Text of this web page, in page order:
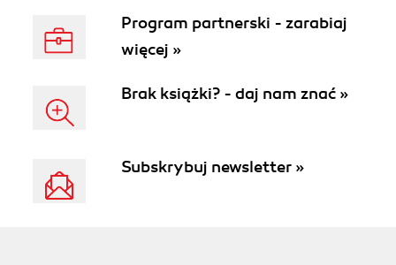
Program partnerski - zarabiaj
więcej »
Brak książki? - daj nam znać »
Subskrybuj newsletter »